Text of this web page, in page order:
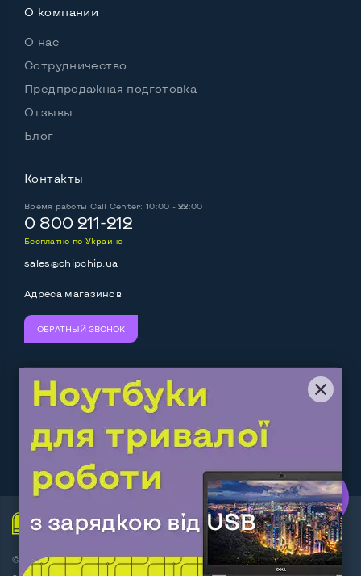
Операционная система
Разъемы подключения:
Выход Display port
Выход mini Display port
Выход HDMIДа
Разъем для наушников 3.5 мм
Разъем для микрофона
Выход Gigabit Ethernet LAN
Выход USB 2_0 2-4 шт
Выход USB 3_0 1 шт
Выход Com PortНет
Wi-FiДа
О компании
О нас
Сотрудничество
Предпродажная подготовка
Отзывы
Блог
Контакты
Время работы Call Center: 10:00 - 22:00
0 800 211-212
Бесплатно по Украине
sales@chipchip.ua
Адреса магазинов
ОБРАТНЫЙ ЗВОНОК
Мы принимаем: Следите за нами:
Work.ua — самий кльовий
наш партнер
© Интернет-магазин ChipChip - компьютерная техника и